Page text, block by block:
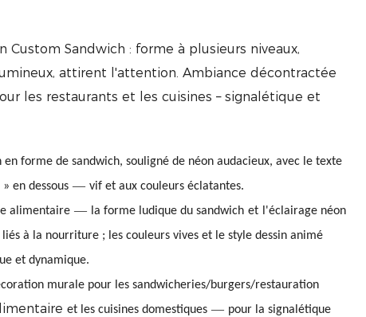
Custom Sandwich : forme à plusieurs niveaux,
attirent l'attention. Ambiance décontractée
les restaurants et les cuisines – signalétique et
en forme de sandwich, souligné de néon audacieux, avec le texte
en dessous — vif et aux couleurs éclatantes.
alimentaire — la forme ludique du sandwich et
l'éclairage néon
à la nourriture ; les couleurs vives et le style dessin animé
et dynamique.
murale pour les sandwicheries/burgers/restauration
et les cuisines domestiques — pour la signalétique